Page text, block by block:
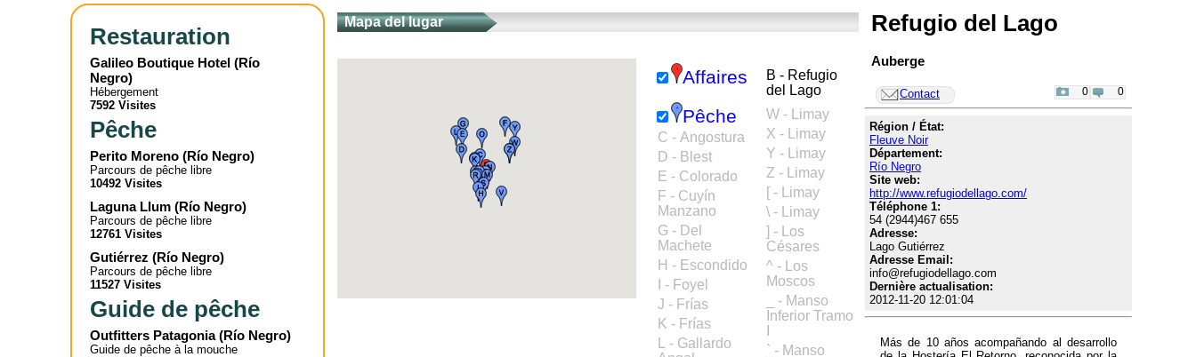
Restauration
Galileo Boutique Hotel (Río
Negro)
Hébergement
7592 Visites
Pêche
Perito Moreno (Río Negro)
Parcours de pêche libre
10492 Visites
Laguna Llum (Río Negro)
Parcours de pêche libre
12761 Visites
Gutiérrez (Río Negro)
Parcours de pêche libre
11527 Visites
Guide de pêche
Outfitters Patagonia(Río Negro)
Guide de pêche à la mouche
Mapa del lugar
Affaires
B - Refugio
del Lago
Pêche
C - Angostura
D - Blest
E - Colorado
F - Cuyín
Manzano
G - Del
Machete
H - Escondido
I - Foyel
J - Frías
K - Frías
L - Gallardo
W - Limay
X - Limay
Y - Limay
Z - Limay
[ - Limay
\ - Limay
] - Los
Césares
^ - Los
Moscos
_ - Manso
Inferior Tramo
` - Manso
Refugio del Lago
Auberge
0
0
Contact
Région / État:
Fleuve Noir
Département:
Río Negro
Site web:
http://www.refugiodellago.com/
Téléphone 1:
54 (2944)467 655
Adresse:
Lago Gutiérrez
Adresse Email:
info@refugiodellago.com
Dernière actualisation:
2012-11-20 12:01:04
Más de 10 años acompañando al desarrollo